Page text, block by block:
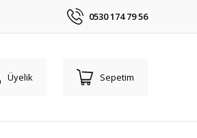
0530 174 79 56
Üyelik Sepetim